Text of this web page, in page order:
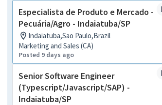
Especialista de Produto e Mercado -
Pecuária/Agro - Indaiatuba/SP
Indaiatuba,Sao Paulo,Brazil
Marketing and Sales (CA)
Posted 9 days ago
Senior Software Engineer
(Typescript/Javascript/SAP) -
Indaiatuba/SP